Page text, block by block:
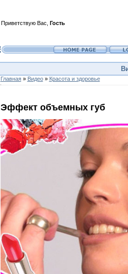
Приветствую Вас Гость
Главная» Видео» Красота и здоровье
Эффект объемных губ